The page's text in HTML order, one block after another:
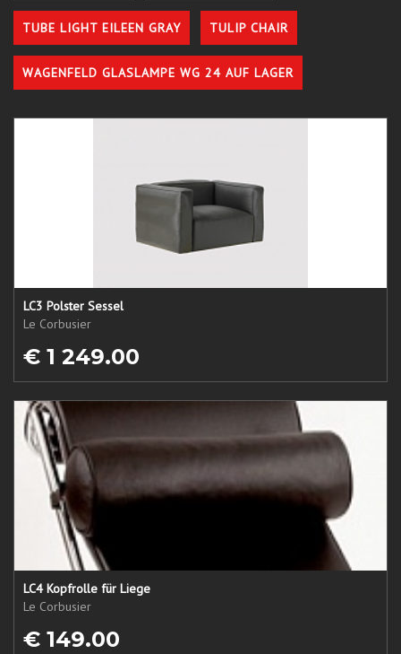
TUBE LIGHT EILEEN GRAY TULIP CHAIR
WAGENFELD GLASLAMPE WG 24 AUF LAGER
LC3 Polster Sessel
Le Corbusier
€ 1 249.00
LC4 Kopfrolle für Liege
Le Corbusier
€ 149.00